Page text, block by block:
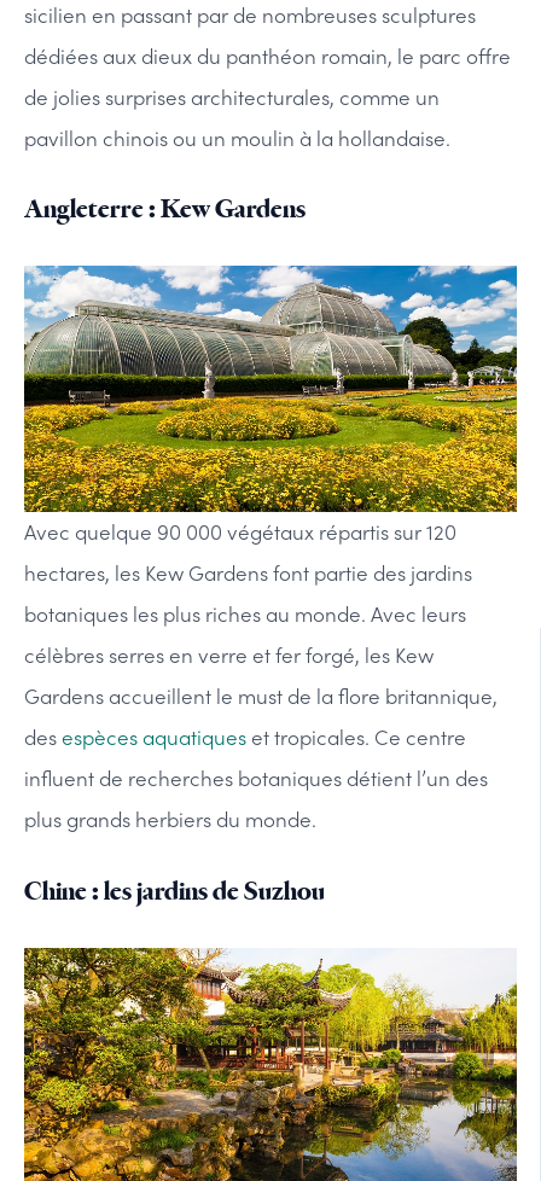
sicilien en passant par de nombreuses sculptures
dédiées aux dieux du panthéon romain, le parc offre
de jolies surprises architecturales, comme un
pavillon chinois ou un moulin à la hollandaise.
Angleterre : Kew Gardens
Avec quelque 90 000 végétaux répartis sur 120
hectares, les Kew Gardens font partie des jardins
botaniques les plus riches au monde. Avec leurs
célèbres serres en verre et fer forgé, les Kew
Gardens accueillent le must de la flore britannique,
desespèces aquatiques et tropicales. Ce centre
influent de recherches botaniques détient l’un des
plus grands herbiers du monde.
Chine : les jardins de Suzhou